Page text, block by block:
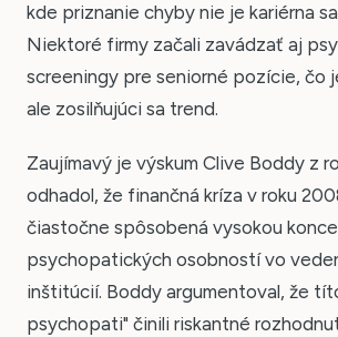
kde priznanie chyby nie je kariérna
Niektoré firmy začali zavádzať aj
screeningy pre seniorné pozície, čo
ale zosilňujúci sa trend.
Zaujímavý je výskum Clive Boddy z
odhadol, že finančná kríza v roku
čiastočne spôsobená vysokou
psychopatických osobností vo
inštitúcií. Boddy argumentoval, že
psychopati" činili riskantné